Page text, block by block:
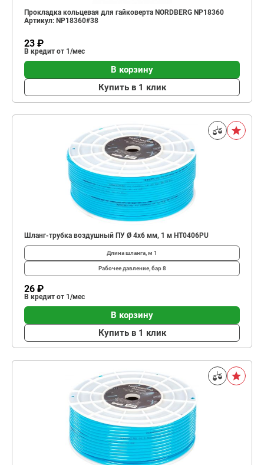
Прокладка кольцевая для гайковерта NORDBERG NP18360
Артикул: NP18360#38
23 ₽
В кредит от 1/мес
В корзину
Купить в 1 клик
Шланг-трубка воздушный ПУ Ø 4х6 мм, 1 м HT0406PU
Длина шланга, м 1
Рабочее давление, бар8
26 ₽
В кредит от 1/мес
В корзину
Купить в 1 клик